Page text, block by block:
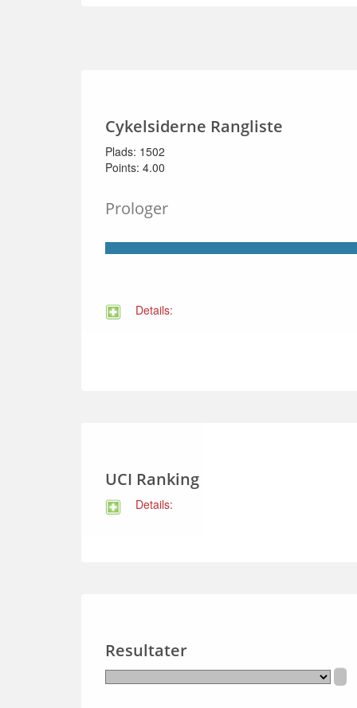
Cykelsiderne Rangliste
Plads: 1502
Points: 4.00
Prologer
Details:
UCI Ranking
Details:
Resultater